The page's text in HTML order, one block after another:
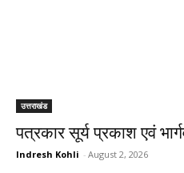
उत्तराखंड
पत्रकार सूर्य प्रकाश एवं
Indresh Kohli - August 2, 2026